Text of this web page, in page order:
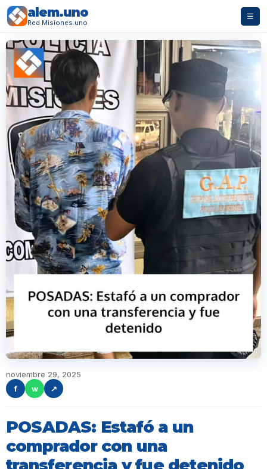
alem.uno
Red Misiones.uno
☰
noviembre 29, 2025
f
w ↗
POSADAS: Estafó a un
comprador con una